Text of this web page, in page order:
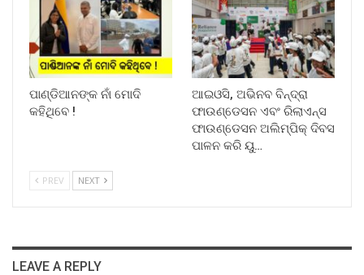
ପାଣ୍ଡିଆନଙ୍କ ନାଁ ମୋଦି
କହିଥିବେ !
ଆଇଓସି, ଅଭିନବ ବିନ୍ଦ୍ରା
ଫାଉଣ୍ଡେସନ ଏବଂ ରିଲାଏନ୍ସ
ଫାଉଣ୍ଡେସନ ଅଲିମ୍ପିକ୍ ଦିବସ
ପାଳନ କରି ୟୁ…
PREV NEXT
LEAVE A REPLY